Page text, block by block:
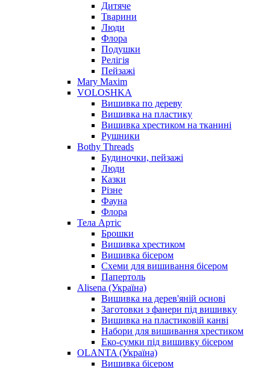
Дитяче
Тварини
Люди
Флора
Подушки
Релігія
Пейзажі
Mary Maxim
VOLOSHKA
Вишивка по дереву
Вишивка на пластику
Вишивка хрестиком на тканині
Рушники
Bothy Threads
Будиночки, пейзажі
Люди
Казки
Різне
Фауна
Флора
Тела Артіс
Брошки
Вишивка хрестиком
Вишивка бісером
Схеми для вишивання бісером
Папертоль
Alisena (Україна)
Вишивка на дерев'яній основі
Заготовки з фанери під вишивку
Вишивка на пластиковій канві
Набори для вишивання хрестиком
Еко-сумки під вишивку бісером
OLANTA (Україна)
Вишивка бісером